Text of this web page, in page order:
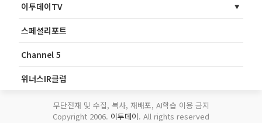
이투데이TV
스페셜리포트
Channel 5
위너스IR클럽
무단전재 및 수집, 복사, 재배포, AI학습 이용 금지
Copyright 2006. 이투데이. All rights reserved